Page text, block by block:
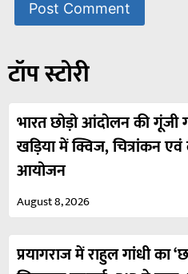
टॉप स्टोरी
भारत छोड़ो आंदोलन की गूंजी
खड़िया में क्विज, चित्रांकन एवं
आयोजन
August 8, 2026
प्रयागराज में राहुल गांधी का